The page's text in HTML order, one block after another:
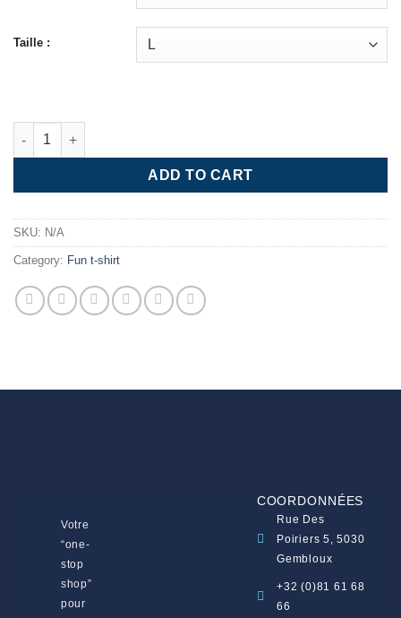
Taille :
ADD TO CART
SKU: N/A
Category: Fun t-shirt
Votre
“one-
stop
shop”
pour
COORDONNÉES
Rue Des
Poiriers 5, 5030
Gembloux
+32 (0)81 61 68
66